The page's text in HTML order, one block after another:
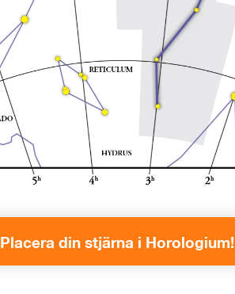
Placera din stjärna i Horologium!